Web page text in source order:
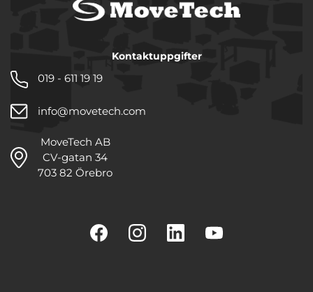
Kontaktuppgifter
019 - 611 19 19
info@movetech.com
MoveTech AB
CV-gatan 34
703 82 Örebro